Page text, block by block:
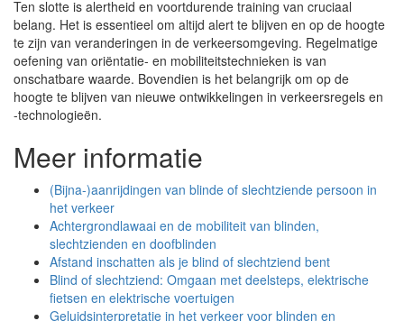
Ten slotte is alertheid en voortdurende training van cruciaal
belang. Het is essentieel om altijd alert te blijven en op de hoogte
te zijn van veranderingen in de verkeersomgeving. Regelmatige
oefening van oriëntatie- en mobiliteitstechnieken is van
onschatbare waarde. Bovendien is het belangrijk om op de
hoogte te blijven van nieuwe ontwikkelingen in verkeersregels en
-technologieën.
Meer informatie
(Bijna-)aanrijdingen van blinde of slechtziende persoon in
het verkeer
Achtergrondlawaai en de mobiliteit van blinden,
slechtzienden en doofblinden
Afstand inschatten als je blind of slechtziend bent
Blind of slechtziend: Omgaan met deelsteps, elektrische
fietsen en elektrische voertuigen
Geluidsinterpretatie in het verkeer voor blinden en